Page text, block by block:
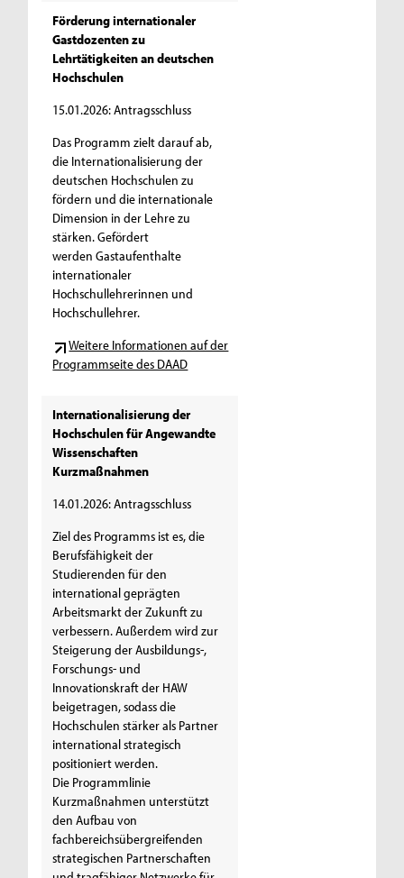
Förderung internationaler
Gastdozenten zu
Lehrtätigkeiten an deutschen
Hochschulen
15.01.2026: Antragsschluss
Das Programm zielt darauf ab,
die Internationalisierung der
deutschen Hochschulen zu
fördern und die internationale
Dimension in der Lehre zu
stärken. Gefördert
werden Gastaufenthalte
internationaler
Hochschullehrerinnen und
Hochschullehrer.
Weitere Informationen auf der
Programmseite des DAAD
Internationalisierung der
Hochschulen für Angewandte
Wissenschaften
Kurzmaßnahmen
14.01.2026: Antragsschluss
Ziel des Programms ist es, die
Berufsfähigkeit der
Studierenden für den
international geprägten
Arbeitsmarkt der Zukunft zu
verbessern. Außerdem wird zur
Steigerung der Ausbildungs-,
Forschungs- und
Innovationskraft der HAW
beigetragen, sodass die
Hochschulen stärker als Partner
international strategisch
positioniert werden.
Die Programmlinie
Kurzmaßnahmen unterstützt
den Aufbau von
fachbereichsübergreifenden
strategischen Partnerschaften